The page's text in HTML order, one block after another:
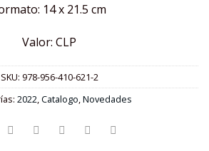
14 x 21.5 cm
Valor: CLP
SKU: 978-956-410-621-2
2022,Catalogo,Novedades